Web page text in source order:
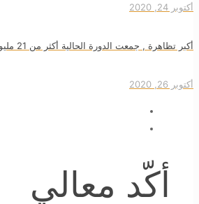
أكتوبر 24, 2020
أكبر تظاهرة , جمعت الدورة الحالية أكثر من 21 مليون مشارك
أكتوبر 26, 2020
أكّد معالي